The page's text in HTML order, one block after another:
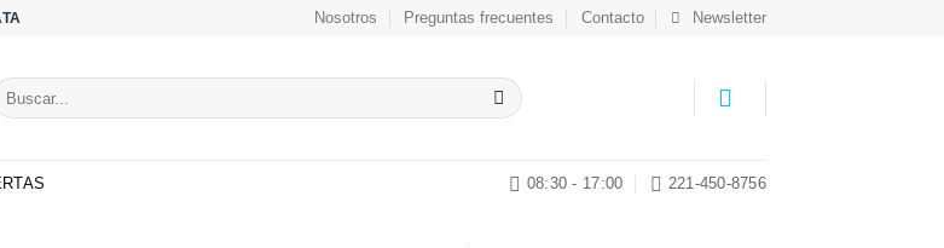
Nosotros Preguntas frecuentes Contacto Newsletter
08:30 - 17:00 221-450-8756